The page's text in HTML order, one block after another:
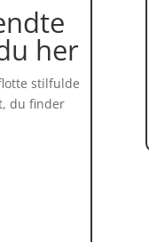
her
stilfulde
du finder